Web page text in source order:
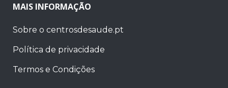
MAIS INFORMAÇÃO
Sobre o centrosdesaude.pt
Política de privacidade
Termos e Condições